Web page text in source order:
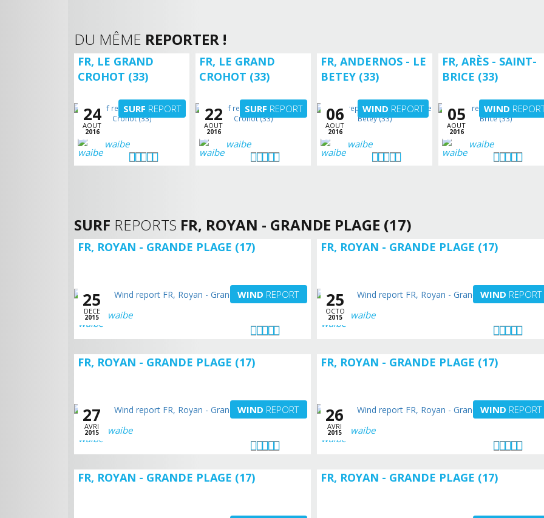
DU MÊME REPORTER !
FR, LE GRAND
CROHOT (33)
24
AOUT
2016
SURF REPORT
waibe
FR, LE GRAND
CROHOT (33)
22
AOUT
2016
SURF REPORT
waibe
FR, ANDERNOS - LE
BETEY (33)
06
AOUT
2016
WIND REPORT
waibe
FR, ARÈS - SAINT-
BRICE (33)
05
AOUT
2016
WIND
waibe
SURF REPORTS FR, ROYAN - GRANDE PLAGE (17)
FR, ROYAN - GRANDE PLAGE (17)
25
DECE
2015
WIND REPORT
waibe
FR, ROYAN - GRANDE PLAGE (17)
25
OCTO
2015
WIND REPORT
waibe
FR, ROYAN - GRANDE PLAGE (17)
27
AVRI
2015
WIND REPORT
waibe
FR, ROYAN - GRANDE PLAGE (17)
26
AVRI
2015
WIND REPORT
waibe
FR, ROYAN - GRANDE PLAGE (17) FR, ROYAN - GRANDE PLAGE (17)